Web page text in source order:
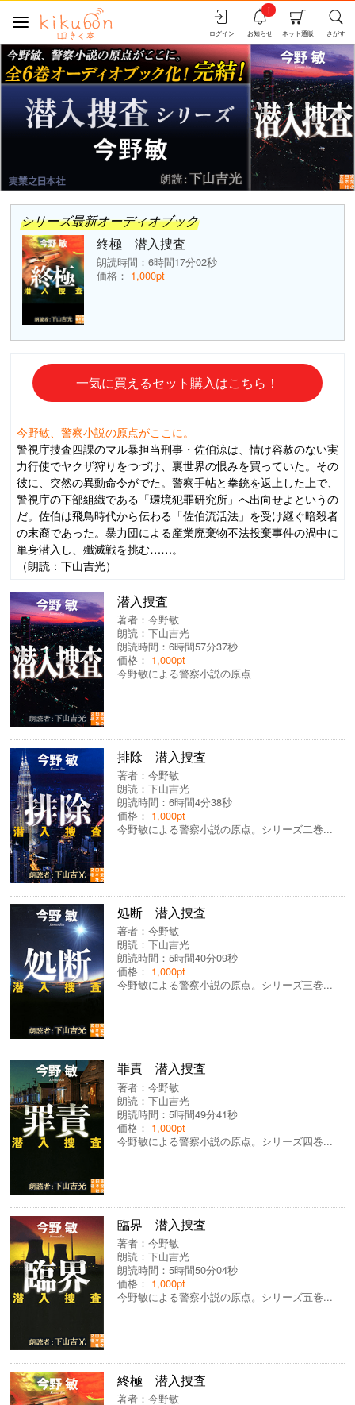
さがす
ネット通販
お知らせ
i
ログイン
シリーズ最新オーディオブック
終極 潜入捜査
朗読時間：6時間17分02秒
価格： 1,000pt
一気に買えるセット購入はこちら！
今野敏、警察小説の原点がここに。
警視庁捜査四課のマル暴担当刑事・佐伯涼は、情け容赦のない実
力行使でヤクザ狩りをつづけ、裏世界の恨みを買っていた。その
彼に、突然の異動命令がでた。警察手帖と拳銃を返上した上で、
警視庁の下部組織である「環境犯罪研究所」へ出向せよというの
だ。佐伯は飛鳥時代から伝わる「佐伯流活法」を受け継ぐ暗殺者
の末裔であった。暴力団による産業廃棄物不法投棄事件の渦中に
単身潜入し、殲滅戦を挑む……。
（朗読：下山吉光）
潜入捜査
著者：今野敏
朗読：下山吉光
朗読時間：6時間57分37秒
価格： 1,000pt
今野敏による警察小説の原点
排除 潜入捜査
著者：今野敏
朗読：下山吉光
朗読時間：6時間4分38秒
価格： 1,000pt
今野敏による警察小説の原点。シリーズ二巻...
処断 潜入捜査
著者：今野敏
朗読：下山吉光
朗読時間：5時間40分09秒
価格： 1,000pt
今野敏による警察小説の原点。シリーズ三巻...
罪責 潜入捜査
著者：今野敏
朗読：下山吉光
朗読時間：5時間49分41秒
価格： 1,000pt
今野敏による警察小説の原点。シリーズ四巻...
臨界 潜入捜査
著者：今野敏
朗読：下山吉光
朗読時間：5時間50分04秒
価格： 1,000pt
今野敏による警察小説の原点。シリーズ五巻...
終極 潜入捜査
著者：今野敏